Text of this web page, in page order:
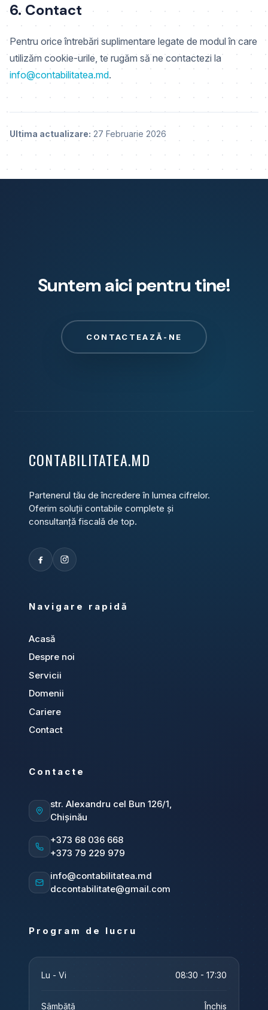
6. Contact
Pentru orice întrebări suplimentare legate de modul în care
utilizăm cookie-urile, te rugăm să ne contactezi la
info@contabilitatea.md.
Ultima actualizare: 27 Februarie 2026
Suntem aici pentru tine!
CONTACTEAZĂ-NE
CONTABILITATEA.MD
Partenerul tău de încredere în lumea cifrelor.
Oferim soluții contabile complete și
consultanță fiscală de top.
Navigare rapidă
Acasă
Despre noi
Servicii
Domenii
Cariere
Contact
Contacte
str. Alexandru cel Bun 126/1,
Chișinău
+373 68 036 668
+373 79 229 979
info@contabilitatea.md
dccontabilitate@gmail.com
Program de lucru
Lu - Vi 08:30 - 17:30
Sâmbătă Închis